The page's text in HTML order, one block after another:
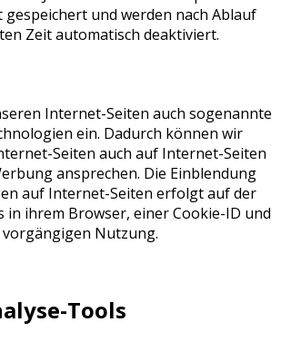
gespeichert und werden nach Ablauf
Zeit automatisch deaktiviert.
Internet-Seiten auch sogenannte
ein. Dadurch können wir
Seiten auch auf Internet-Seiten
ansprechen. Die Einblendung
auf Internet-Seiten erfolgt auf der
in ihrem Browser, einer Cookie-ID und
Nutzung.
Tools